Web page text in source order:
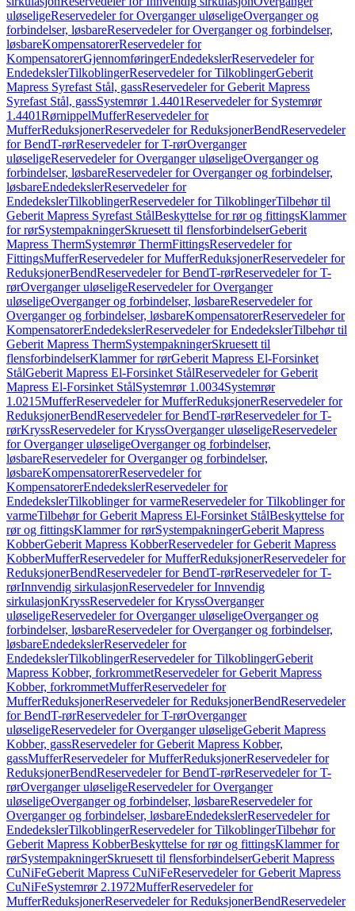
uløseligeReservedeler for Overganger uløseligeOverganger og
forbindelser, løsbareReservedeler for Overganger og forbindelser,
løsbareKompensatorerReservedeler for
KompensatorerGjennomføringerEndedekslerReservedeler for
EndedekslerTilkoblingerReservedeler for TilkoblingerGeberit
Mapress Syrefast Stål, gassReservedeler for Geberit Mapress
Syrefast Stål, gassSystemrør 1.4401Reservedeler for Systemrør
1.4401RørnippelMufferReservedeler for
MufferReduksjonerReservedeler for ReduksjonerBendReservedeler
for BendT-rørReservedeler for T-rørOverganger
uløseligeReservedeler for Overganger uløseligeOverganger og
forbindelser, løsbareReservedeler for Overganger og forbindelser,
løsbareEndedekslerReservedeler for
EndedekslerTilkoblingerReservedeler for TilkoblingerTilbehør til
Geberit Mapress Syrefast StålBeskyttelse for rør og fittingsKlammer
for rørSystempakningerSkruesett til flensforbindelserGeberit
Mapress ThermSystemrør ThermFittingsReservedeler for
FittingsMufferReservedeler for MufferReduksjonerReservedeler for
ReduksjonerBendReservedeler for BendT-rørReservedeler for T-
rørOverganger uløseligeReservedeler for Overganger
uløseligeOverganger og forbindelser, løsbareReservedeler for
Overganger og forbindelser, løsbareKompensatorerReservedeler for
KompensatorerEndedekslerReservedeler for EndedekslerTilbehør til
Geberit Mapress ThermSystempakningerSkruesett til
flensforbindelserKlammer for rørGeberit Mapress El-Forsinket
StålGeberit Mapress El-Forsinket StålReservedeler for Geberit
Mapress El-Forsinket StålSystemrør 1.0034Systemrør
1.0215MufferReservedeler for MufferReduksjonerReservedeler for
ReduksjonerBendReservedeler for BendT-rørReservedeler for T-
rørKryssReservedeler for KryssOverganger uløseligeReservedeler
for Overganger uløseligeOverganger og forbindelser,
løsbareReservedeler for Overganger og forbindelser,
løsbareKompensatorerReservedeler for
KompensatorerEndedekslerReservedeler for
EndedekslerTilkoblinger for varmeReservedeler for Tilkoblinger for
varmeTilbehør for Geberit Mapress El-Forsinket StålBeskyttelse for
rør og fittingsKlammer for rørSystempakningerGeberit Mapress
KobberGeberit Mapress KobberReservedeler for Geberit Mapress
KobberMufferReservedeler for MufferReduksjonerReservedeler for
ReduksjonerBendReservedeler for BendT-rørReservedeler for T-
rørInnvendig sirkulasjonReservedeler for Innvendig
sirkulasjonKryssReservedeler for KryssOverganger
uløseligeReservedeler for Overganger uløseligeOverganger og
forbindelser, løsbareReservedeler for Overganger og forbindelser,
løsbareEndedekslerReservedeler for
EndedekslerTilkoblingerReservedeler for TilkoblingerGeberit
Mapress Kobber, forkrommetReservedeler for Geberit Mapress
Kobber, forkrommetMufferReservedeler for
MufferReduksjonerReservedeler for ReduksjonerBendReservedeler
for BendT-rørReservedeler for T-rørOverganger
uløseligeReservedeler for Overganger uløseligeGeberit Mapress
Kobber, gassReservedeler for Geberit Mapress Kobber,
gassMufferReservedeler for MufferReduksjonerReservedeler for
ReduksjonerBendReservedeler for BendT-rørReservedeler for T-
rørOverganger uløseligeReservedeler for Overganger
uløseligeOverganger og forbindelser, løsbareReservedeler for
Overganger og forbindelser, løsbareEndedekslerReservedeler for
EndedekslerTilkoblingerReservedeler for TilkoblingerTilbehør for
Geberit Mapress KobberBeskyttelse for rør og fittingsKlammer for
rørSystempakningerSkruesett til flensforbindelserGeberit Mapress
CuNiFeGeberit Mapress CuNiFeReservedeler for Geberit Mapress
CuNiFeSystemrør 2.1972MufferReservedeler for
MufferReduksjonerReservedeler for ReduksjonerBendReservedeler